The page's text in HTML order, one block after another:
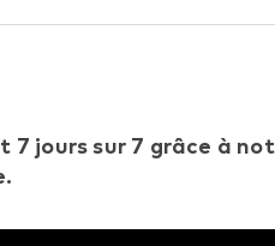
7 jours sur 7 grâce à